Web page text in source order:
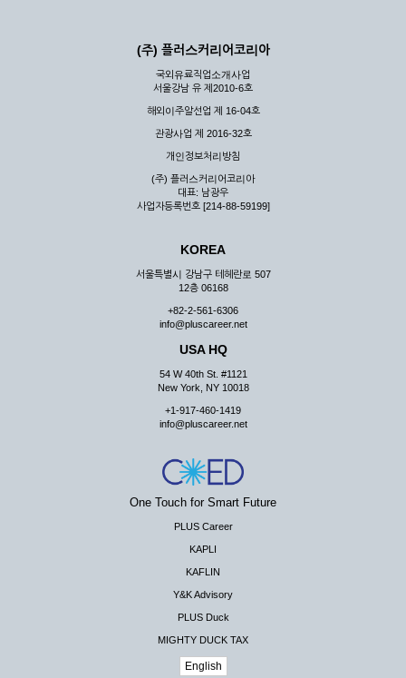
(주) 플러스커리어코리아
국외유료직업소개사업
서울강남 유 제2010-6호
해외이주알선업 제 16-04호
관광사업 제 2016-32호
개인정보처리방침
(주) 플러스커리어코리아
대표: 남광우
사업자등록번호 [214-88-59199]
KOREA
서울특별시 강남구 테헤란로 507
12층 06168
+82-2-561-6306
info@pluscareer.net
USA HQ
54 W 40th St. #1121
New York, NY 10018
+1-917-460-1419
info@pluscareer.net
One Touch for Smart Future
PLUS Career
KAPLI
KAFLIN
Y&K Advisory
PLUS Duck
MIGHTY DUCK TAX
English